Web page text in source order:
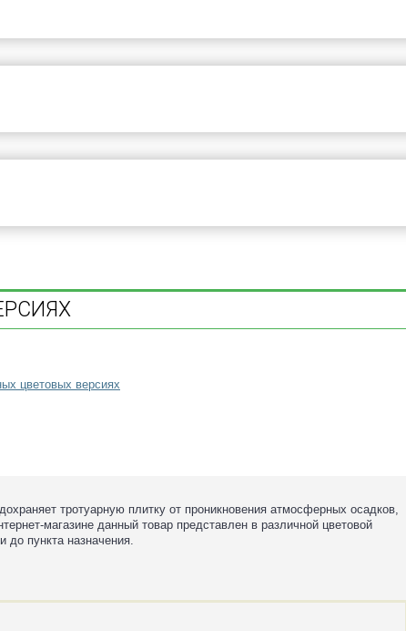
тротуарную плитку от проникновения атмосферных осадков,
магазине данный товар представлен в различной цветовой
до пункта назначения.